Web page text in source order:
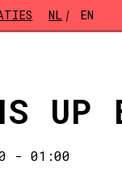
NL EN
UP
-01:00